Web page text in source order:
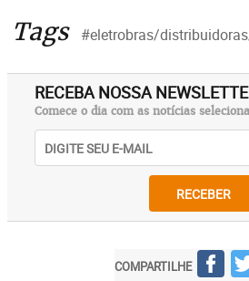
Tags #eletrobras/
RECEBA NOSSA
Comece o dia com as notícias
RECEBER
COMPARTILHE